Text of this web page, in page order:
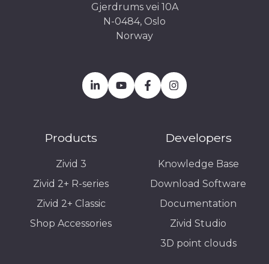
Gjerdrums vei 10A
N-0484, Oslo
Norway
Products
Zivid 3
Zivid 2+ R-series
Zivid 2+ Classic
Shop Accessories
Developers
Knowledge Base
Download Software
Documentation
Zivid Studio
3D point clouds